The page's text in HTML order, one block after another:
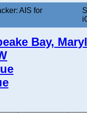
AIS for
Bay,